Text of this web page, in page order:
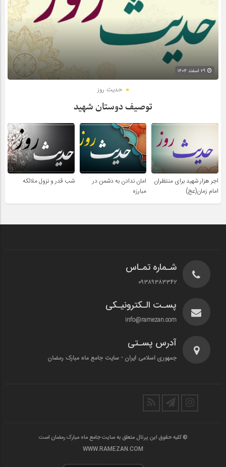
حدیث روز
توصیف دوستان شهید
اجر هزار شهید برای منتظران
امام زمان(عج)
امان ندادن به دشمن در
مبارزه
شب قدر و نزول ملائکه
شـماره تمـاس
۰۹۳۸۹۳۸۳۳۴۲
پسـت الـکترونیـکی
info@ramezan.com
آدرس پسـتی
جمهوری اسلامی ایران - سایت جامع ماه مبارک رمضان
© کلیه حقوق این پرتال متعلق به سایت جامع ماه مبارک رمضان است
WWW.RAMEZAN.COM